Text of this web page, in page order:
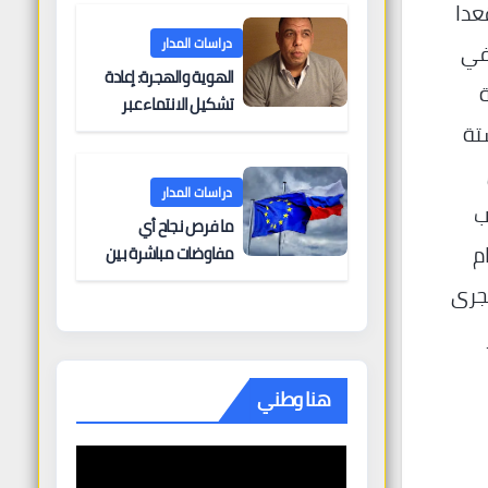
دراسات المدار
الهوية والهجرة: إعادة
تشكيل الانتماء عبر
دراسات المدار
ما فرص نجاح أي
مفاوضات مباشرة بين
هنا وطني